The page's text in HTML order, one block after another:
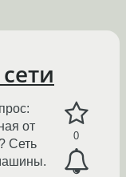
0
от
Сеть